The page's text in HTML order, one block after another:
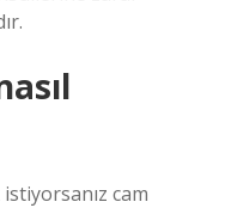
cam